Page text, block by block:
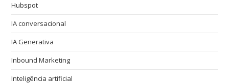
Hubspot
IA conversacional
IA Generativa
Inbound Marketing
Inteligência artificial